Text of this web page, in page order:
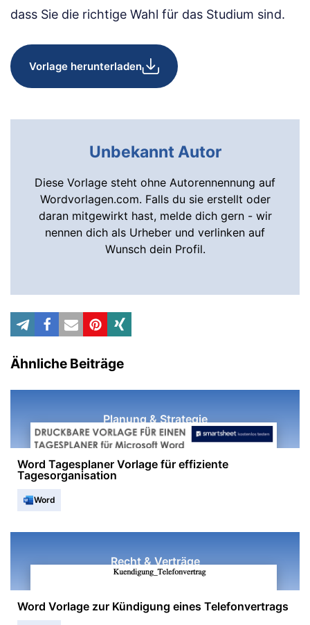
dass Sie die richtige Wahl für das Studium sind.
Vorlage herunterladen
Unbekannt Autor
Diese Vorlage steht ohne Autorennennung auf
Wordvorlagen.com. Falls du sie erstellt oder
daran mitgewirkt hast, melde dich gern - wir
nennen dich als Urheber und verlinken auf
Wunsch dein Profil.
Ähnliche Beiträge
Planung & Strategie
Word Tagesplaner Vorlage für effiziente
Tagesorganisation
Word
Recht & Verträge
Word Vorlage zur Kündigung eines Telefonvertrags